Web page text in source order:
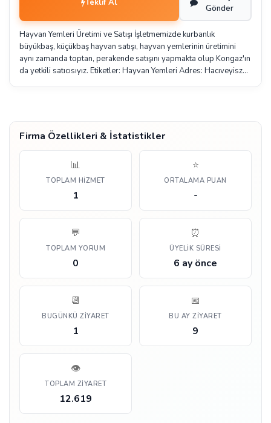
Teklif Al
Gönder
Hayvan Yemleri Üretimi ve Satışı İşletmemizde kurbanlık
büyükbaş, küçükbaş hayvan satışı, hayvan yemlerinin üretimini
aynı zamanda toptan, perakende satışını yapmakta olup Kongaz'ın
da yetkili satıcısıyız. Etiketler: Hayvan Yemleri Adres: Hacıveyisz…
Firma Özellikleri & İstatistikler
📊
TOPLAM HIZMET
1
⭐
ORTALAMA PUAN
-
💬
TOPLAM YORUM
0
⏰
ÜYELIK SÜRESI
6 ay önce
📆
BUGÜNKÜ ZIYARET
1
📅
BU AY ZIYARET
9
👁️
TOPLAM ZIYARET
12.619